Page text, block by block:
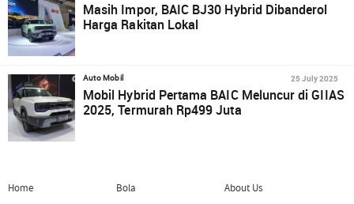
Masih Impor, BAIC BJ30 Hybrid Dibanderol
Harga Rakitan Lokal
Auto Mobil 25 July 2025
Mobil Hybrid Pertama BAIC Meluncur di GIIAS
2025, Termurah Rp499 Juta
Home
Bola
About Us